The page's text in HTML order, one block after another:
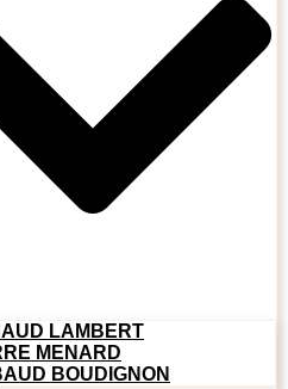
LAMBERT
MENARD
BOUDIGNON